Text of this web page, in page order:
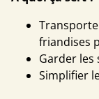
friandises
Garder les
Simplifier